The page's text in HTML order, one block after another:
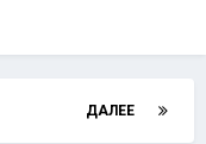
ДАЛЕЕ